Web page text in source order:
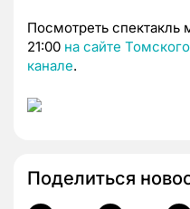
Посмотреть спектакль
21:00 на сайте
канале.
Поделиться